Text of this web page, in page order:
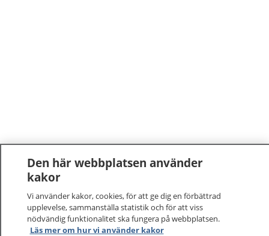
Den här webbplatsen använder
kakor
Vi använder kakor, cookies, för att ge dig en förbättrad
upplevelse, sammanställa statistik och för att viss
nödvändig funktionalitet ska fungera på webbplatsen.
Läs mer om hur vi använder kakor